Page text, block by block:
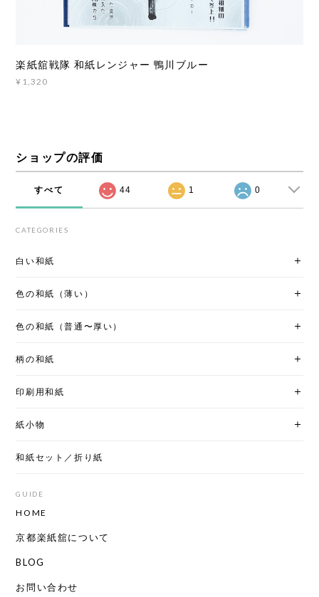
楽紙舘戦隊 和紙レンジャー 鴨川ブルー
¥1,320
ショップの評価
すべて 44 1 0
CATEGORIES
白い和紙
色の和紙（薄い）
色の和紙（普通〜厚い）
柄の和紙
印刷用和紙
紙小物
和紙セット／折り紙
GUIDE
HOME
京都楽紙舘について
BLOG
お問い合わせ